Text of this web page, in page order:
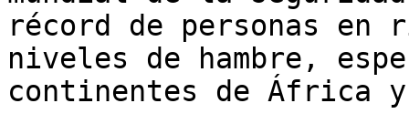
récord de personas en
niveles de hambre,
continentes de África